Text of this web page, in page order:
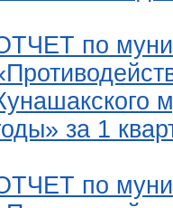
по
за 1
по